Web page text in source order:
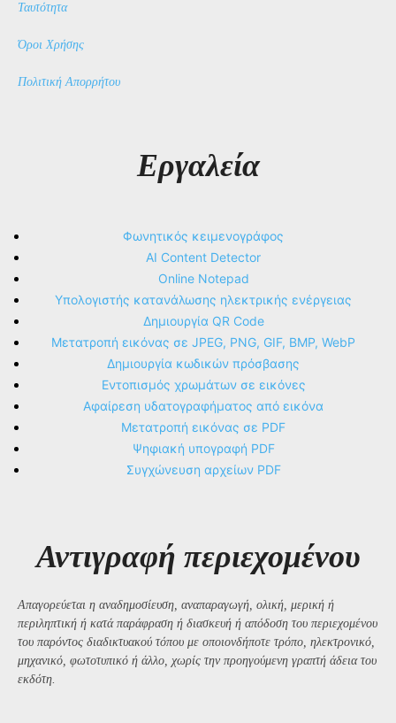
Ταυτότητα
Όροι Χρήσης
Πολιτική Απορρήτου
Εργαλεία
Φωνητικός κειμενογράφος
AI Content Detector
Online Notepad
Υπολογιστής κατανάλωσης ηλεκτρικής ενέργειας
Δημιουργία QR Code
Μετατροπή εικόνας σε JPEG, PNG, GIF, BMP, WebP
Δημιουργία κωδικών πρόσβασης
Εντοπισμός χρωμάτων σε εικόνες
Αφαίρεση υδατογραφήματος από εικόνα
Μετατροπή εικόνας σε PDF
Ψηφιακή υπογραφή PDF
Συγχώνευση αρχείων PDF
Αντιγραφή περιεχομένου
Απαγορεύεται η αναδημοσίευση, αναπαραγωγή, ολική, μερική ή
περιληπτική ή κατά παράφραση ή διασκευή ή απόδοση του περιεχομένου
του παρόντος διαδικτυακού τόπου με οποιονδήποτε τρόπο, ηλεκτρονικό,
μηχανικό, φωτοτυπικό ή άλλο, χωρίς την προηγούμενη γραπτή άδεια του
εκδότη.